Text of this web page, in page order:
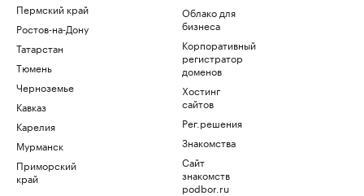
Пермский край
Ростов-на-Дону
Татарстан
Тюмень
Черноземье
Кавказ
Карелия
Мурманск
Приморский
край
Облако для
бизнеса
Корпоративный
регистратор
доменов
Хостинг
сайтов
Рег.решения
Знакомства
Сайт
знакомств
podbor.ru